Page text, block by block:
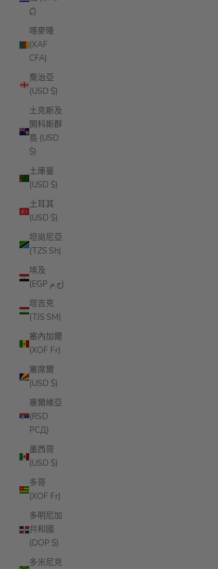
₡)
喀麥隆
(XAF
CFA)
喬治亞
(USD $)
土克斯及
開科斯群
島 (USD
$)
土庫曼
(USD $)
土耳其
(USD $)
坦尚尼亞
(TZS Sh)
埃及
(EGP ج.م)
塔吉克
(TJS ЅМ)
塞內加爾
(XOF Fr)
塞席爾
(USD $)
塞爾維亞
(RSD
РСД)
墨西哥
(USD $)
多哥
(XOF Fr)
多明尼加
共和國
(DOP $)
多米尼克